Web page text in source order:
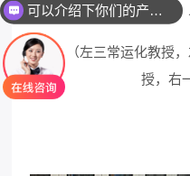
（左三常运化教授
授，右
可以介绍下你们的产品么